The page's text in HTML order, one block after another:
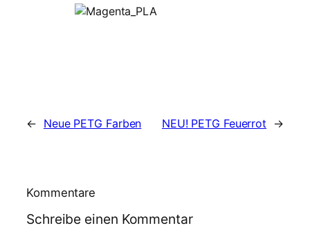
← Neue PETG Farben NEU! PETG Feuerrot →
Kommentare
Schreibe einen Kommentar